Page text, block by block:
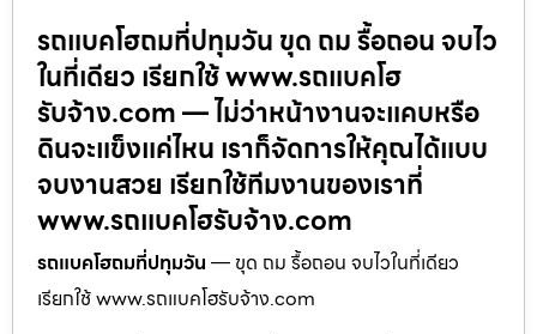
รถแบคโฮถมที่ปทุมวัน ขุด ถม รื้อถอน จบไว
ในที่เดียว เรียกใช้ www.รถแบคโฮ
รับจ้าง.com — ไม่ว่าหน้างานจะแคบหรือ
ดินจะแข็งแค่ไหน เราก็จัดการให้คุณได้แบบ
จบงานสวย เรียกใช้ทีมงานของเราที่
www.รถแบคโฮรับจ้าง.com
รถแบคโฮถมที่ปทุมวัน — ขุด ถม รื้อถอน จบไวในที่เดียว
เรียกใช้ www.รถแบคโฮรับจ้าง.com